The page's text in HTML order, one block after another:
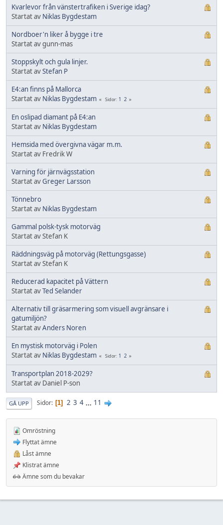
Kvarlevor från vänstertrafiken i Sverige idag?
Startat av Niklas Bygdestam
Nordboer'n liker å bygge i tre
Startat av gunn-mas
Stoppskylt och gula linjer.
Startat avStefan P
E4:an finns på Mallorca
Startat av Niklas Bygdestam Sidor 1 2
En oslipad diamant på E4:an
Startat av Niklas Bygdestam
Hemsida med övergivna vägar m.m.
Startat av Fredrik W
Varning för järnvägsstation
Startat avGreger Larsson
Tönnebro
Startat av Niklas Bygdestam
Gammal polsk-tysk motorväg
Startat av Stefan K
Räddningsväg på motorväg (Rettungsgasse)
Startat av Stefan K
Reducerad kapacitet på Vättern
Startat avTed Selander
Alternativ till gräsarmering som visuell avgränsare i
gatumiljön?
Startat avAnders Noren
En mystisk motorväg i Polen
Startat av Niklas Bygdestam Sidor 1 2
Transportplan 2018-2029?
Startat av Daniel P-son
GÅ UPP Sidor 1 2 3 4 ... 11
Omröstning
Flyttat ämne
Låst ämne
Klistrat ämne
Ämne som du bevakar